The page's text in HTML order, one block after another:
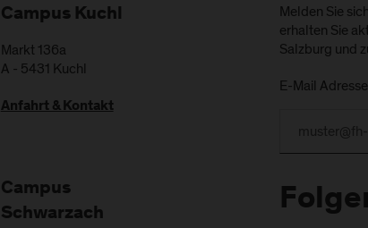
Campus Kuchl
Markt 136a
A - 5431 Kuchl
Anfahrt & Kontakt
Campus
Schwarzach
Melden Sie
erhalten Sie
Salzburg und
E-Mail